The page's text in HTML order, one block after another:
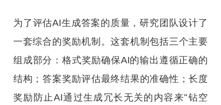
为了评估AI生成答案的质量，研究团队设计了
一套综合的奖励机制。这套机制包括三个主要
组成部分：格式奖励确保AI的输出遵循正确的
结构；答案奖励评估最终结果的准确性；长度
奖励防止AI通过生成冗长无关的内容来"钻空